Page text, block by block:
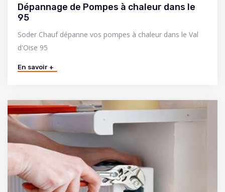
Dépannage de Pompes à chaleur dans le
95
Soder Chauf dépanne vos pompes à chaleur dans le Val
d'Oise 95
En savoir +